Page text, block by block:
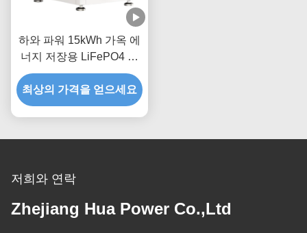
하와 파워 15kWh 가옥 에
너지 저장용 LiFePO4 배
터리 팩
최상의 가격을 얻으세요
저희와 연락
Zhejiang Hua Power Co.,Ltd